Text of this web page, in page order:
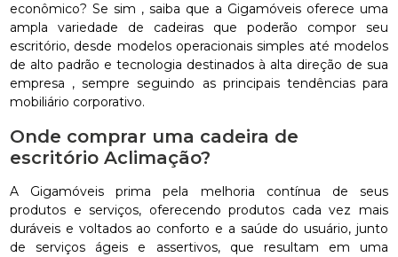
econômico? Se sim , saiba que a Gigamóveis oferece uma
ampla variedade de cadeiras que poderão compor seu
escritório, desde modelos operacionais simples até modelos
de alto padrão e tecnologia destinados à alta direção de sua
empresa , sempre seguindo as principais tendências para
mobiliário corporativo.
Onde comprar uma cadeira de
escritório Aclimação?
A Gigamóveis prima pela melhoria contínua de seus
produtos e serviços, oferecendo produtos cada vez mais
duráveis e voltados ao conforto e a saúde do usuário, junto
de serviços ágeis e assertivos, que resultam em uma